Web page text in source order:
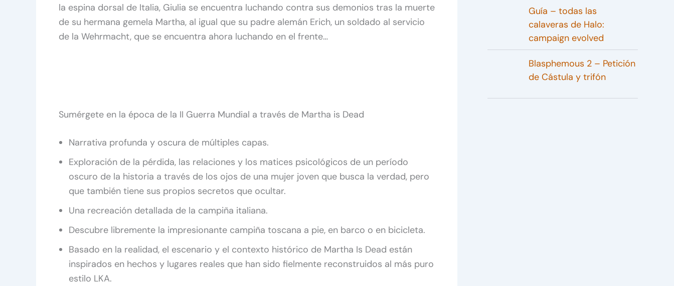
la espina dorsal de Italia, Giulia se encuentra luchando contra sus demonios tras la muerte
de su hermana gemela Martha, al igual que su padre alemán Erich, un soldado al servicio
de la Wehrmacht, que se encuentra ahora luchando en el frente…
Sumérgete en la época de la II Guerra Mundial a través de Martha is Dead
Narrativa profunda y oscura de múltiples capas.
Exploración de la pérdida, las relaciones y los matices psicológicos de un período
oscuro de la historia a través de los ojos de una mujer joven que busca la verdad, pero
que también tiene sus propios secretos que ocultar.
Una recreación detallada de la campiña italiana.
Descubre libremente la impresionante campiña toscana a pie, en barco o en bicicleta.
Basado en la realidad, el escenario y el contexto histórico de Martha Is Dead están
inspirados en hechos y lugares reales que han sido fielmente reconstruidos al más puro
estilo LKA.
Guía – todas las
calaveras de Halo:
campaign evolved
Blasphemous 2 – Petición
de Cástula y trifón